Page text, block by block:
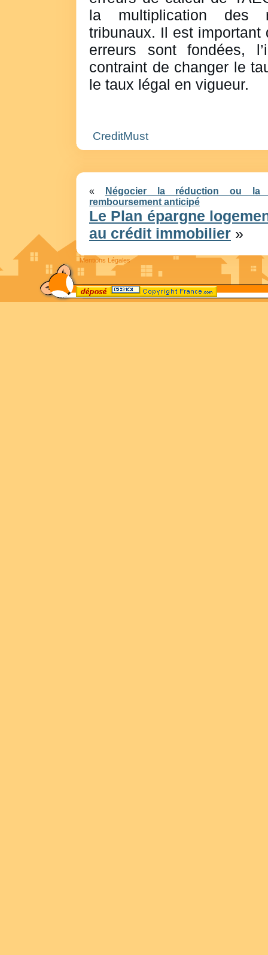
la multiplication des
tribunaux. Il est important
erreurs sont fondées,
contraint de changer le
le taux légal en vigueur.
CreditMust
«
Négocier la réduction ou la
remboursement anticipé
Le Plan épargne
au crédit immobilier »
Mentions Légales